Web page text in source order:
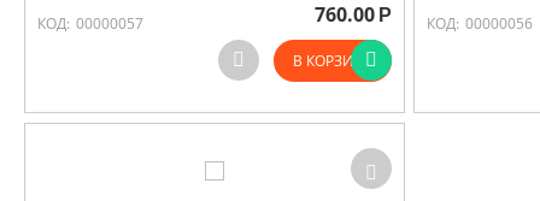
КОД: 00000057 760.00 Р
В КОРЗИНУ
КОД: 00000056